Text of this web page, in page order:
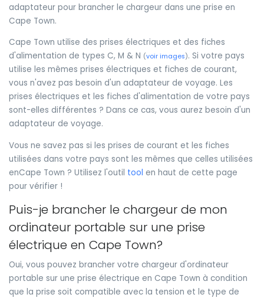
adaptateur pour brancher le chargeur dans une prise en
Cape Town.
Cape Town utilise des prises électriques et des fiches
d'alimentation de types C, M & N (voir images). Si votre pays
utilise les mêmes prises électriques et fiches de courant,
vous n'avez pas besoin d'un adaptateur de voyage. Les
prises électriques et les fiches d'alimentation de votre pays
sont-elles différentes ? Dans ce cas, vous aurez besoin d'un
adaptateur de voyage.
Vous ne savez pas si les prises de courant et les fiches
utilisées dans votre pays sont les mêmes que celles utilisées
enCape Town ? Utilisez l'outil tool en haut de cette page
pour vérifier !
Puis-je brancher le chargeur de mon
ordinateur portable sur une prise
électrique en Cape Town?
Oui, vous pouvez brancher votre chargeur d'ordinateur
portable sur une prise électrique en Cape Town à condition
que la prise soit compatible avec la tension et le type de